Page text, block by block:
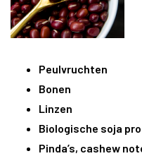
Peulvruchten
Bonen
Linzen
Biologische soja
Pinda’s, cashew